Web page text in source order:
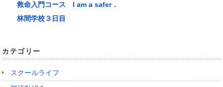
救命入門コース I am a safer．
林間学校３日目
カテゴリー
スクールライフ